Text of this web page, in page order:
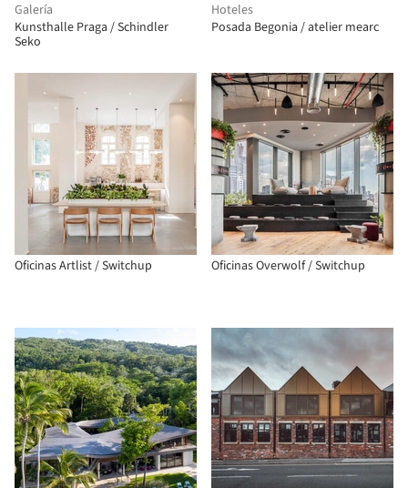
Galería
Kunsthalle Praga / Schindler
Seko
Hoteles
Posada Begonia / atelier mearc
Oficinas Artlist / Switchup Oficinas Overwolf / Switchup